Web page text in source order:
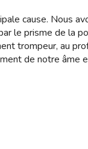
cause. Nous
le prisme de la
trompeur, au
de notre âme